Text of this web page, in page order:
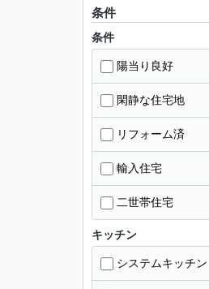
条件
条件
陽当り良好
閑静な住宅地
リフォーム済
輸入住宅
二世帯住宅
キッチン
システムキッチン